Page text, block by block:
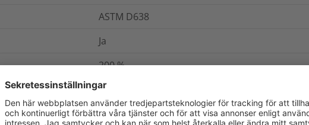
ASTM D638
Ja
200%
Nej
ASTM D638